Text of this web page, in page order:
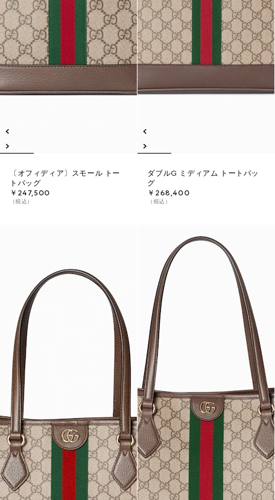
〔オフィディア〕スモール トー
トバッグ
￥247,500
（税込）
ダブルG ミディアム トートバッ
グ
￥268,400
（税込）